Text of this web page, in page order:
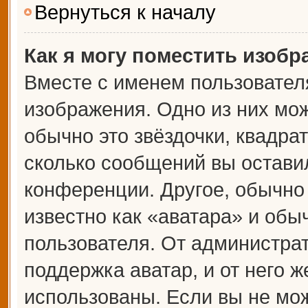
Вернуться к началу
Как я могу поместить
Вместе с именем
изображения. Одно из них
обычно это звёздочки,
сколько сообщений вы
конференции. Другое,
известно как «аватара» и
пользователя. От
поддержка аватар, и от него
использованы. Если вы не